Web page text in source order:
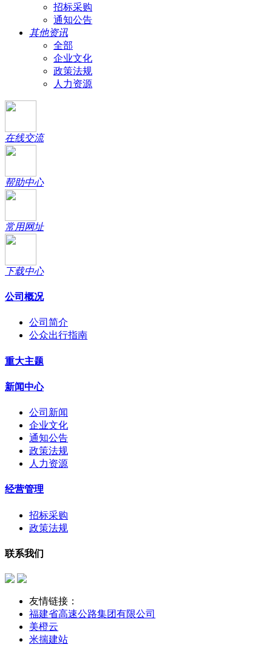
招标采购
通知公告
其他资讯
全部
企业文化
政策法规
人力资源
在线交流
帮助中心
常用网址
下载中心
公司概况
公司简介
公众出行指南
重大主题
新闻中心
公司新闻
企业文化
通知公告
政策法规
人力资源
经营管理
招标采购
政策法规
联系我们
友情链接：
福建省高速公路集团有限公司
美橙云
米揣建站